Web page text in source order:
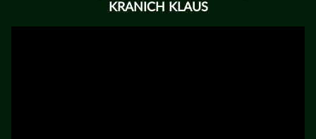
KRANICH KLAUS